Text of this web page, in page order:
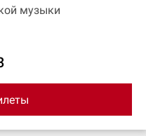
музыки